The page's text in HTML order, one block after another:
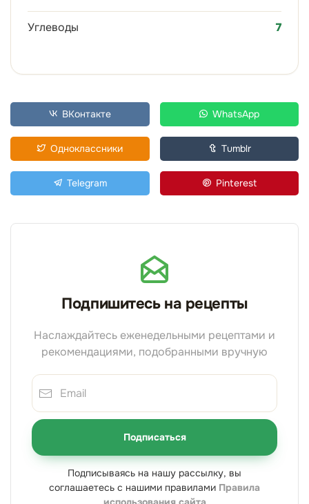
Углеводы 7
ВКонтакте WhatsApp
Одноклассники Tumblr
Telegram Pinterest
Подпишитесь на рецепты
Наслаждайтесь еженедельными рецептами и
рекомендациями, подобранными вручную
Подписаться
Подписываясь на нашу рассылку, вы
соглашаетесь с нашими правилами Правила